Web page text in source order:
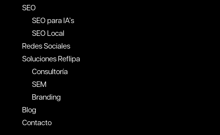
SEO
SEO para IA’s
SEO Local
Redes Sociales
Soluciones Reflipa
Consultoría
SEM
Branding
Blog
Contacto